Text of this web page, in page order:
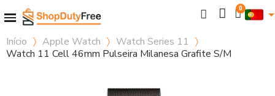
Início Apple Watch
Watch Series 11
Watch 11 Cell 46mm Pulseira Milanesa Grafite S/M